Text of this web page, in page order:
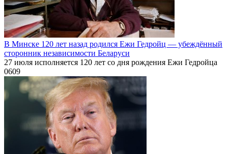
В Минске 120 лет назад родился Ежи Гедройц — убеждённый
сторонник независимости Беларуси
27 июля исполняется 120 лет со дня рождения Ежи Гедройца
0609